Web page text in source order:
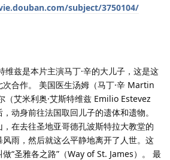
subject/3750104/
维兹是本片主演马丁·辛的大儿子，这是这
合作。 美国医生汤姆（马丁·辛 Martin
（艾米利奥·艾斯特维兹 Emilio Estevez
动身前往法国取回儿子的遗体和遗物。
在去往圣地亚哥德孔波斯特拉大教堂的
雨，然后就这么平静地离开了人世。这
“圣雅各之路”（Way of St. James）。 最